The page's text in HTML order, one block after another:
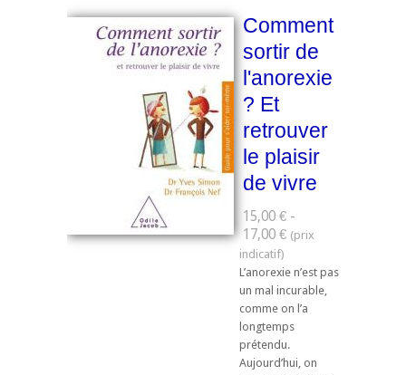
Comment
sortir de
l'anorexie
? Et
retrouver
le plaisir
de vivre
15,00 € -
17,00 €
L’anorexie n’est pas
un mal incurable,
comme on l’a
longtemps
prétendu.
Aujourd’hui, on